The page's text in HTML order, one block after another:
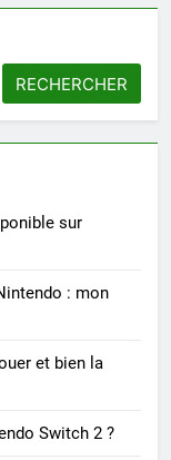
RECHERCHER
sur
: mon
et bien la
Switch 2 ?